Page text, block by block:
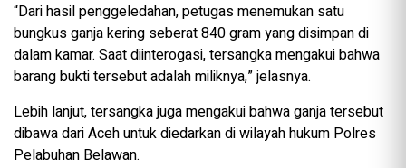
“Dari hasil penggeledahan, petugas menemukan satu
bungkus ganja kering seberat 840 gram yang disimpan di
dalam kamar. Saat diinterogasi, tersangka mengakui bahwa
barang bukti tersebut adalah miliknya,” jelasnya.
Lebih lanjut, tersangka juga mengakui bahwa ganja tersebut
dibawa dari Aceh untuk diedarkan di wilayah hukum Polres
Pelabuhan Belawan.